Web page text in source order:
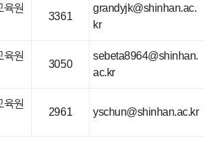
육원
3361
grandyjk@shinhan.ac.
kr
육원
3050
sebeta8964@shinhan.
ac.kr
육원
2961 yschun@shinhan.ac.kr